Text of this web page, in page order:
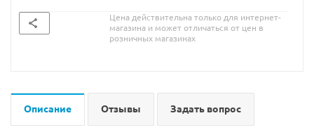
Цена действительна только для интернет-
магазина и может отличаться от цен в
розничных магазинах
Описание Отзывы Задать вопрос